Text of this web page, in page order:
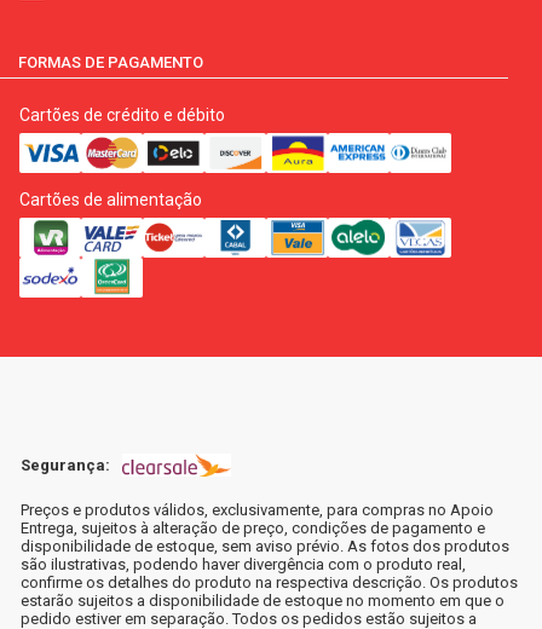
FORMAS DE PAGAMENTO
Cartões de crédito e débito
Cartões de alimentação
Segurança:
Preços e produtos válidos, exclusivamente, para compras no Apoio
Entrega, sujeitos à alteração de preço, condições de pagamento e
disponibilidade de estoque, sem aviso prévio. As fotos dos produtos
são ilustrativas, podendo haver divergência com o produto real,
confirme os detalhes do produto na respectiva descrição. Os produtos
estarão sujeitos a disponibilidade de estoque no momento em que o
pedido estiver em separação. Todos os pedidos estão sujeitos a